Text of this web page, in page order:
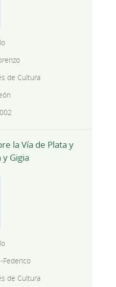
de Cultura
la Vía de Plata y
Gigia
Federico
de Cultura